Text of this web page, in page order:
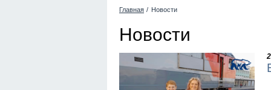
Главная Новости
Новости